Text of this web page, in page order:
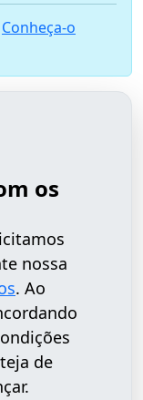
Conheça-o
os
nossa
. Ao
de